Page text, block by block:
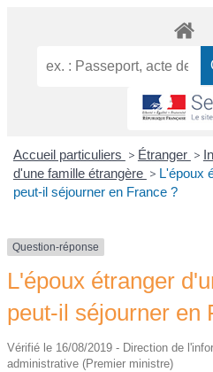
Accueil particuliers > Étranger >
d'une famille étrangère > L'époux
peut-il séjourner en France ?
Question-réponse
L'époux étranger
peut-il séjourner en
Vérifié le 16/08/2019 - Direction de
administrative (Premier ministre)